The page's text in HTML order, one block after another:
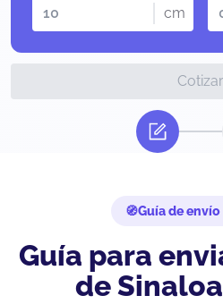
cm
Cotizar
Guía de
Guía para
de